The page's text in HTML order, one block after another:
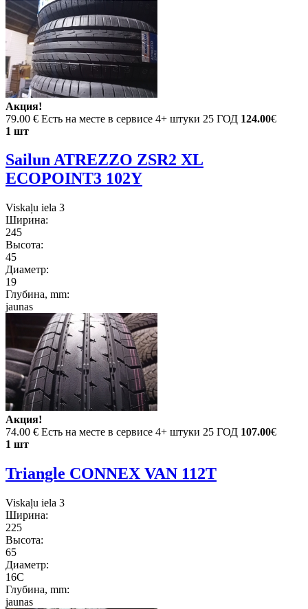
Акция!
79.00 € Есть на месте в сервисе 4+ штуки 25 ГОД 124.00€
1 шт
Sailun ATREZZO ZSR2 XL
ECOPOINT3 102Y
Viskaļu iela 3
Ширина:
245
Высота:
45
Диаметр:
19
Глубина, mm:
jaunas
Акция!
74.00 € Есть на месте в сервисе 4+ штуки 25 ГОД 107.00€
1 шт
Triangle CONNEX VAN 112T
Viskaļu iela 3
Ширина:
225
Высота:
65
Диаметр:
16C
Глубина, mm:
jaunas